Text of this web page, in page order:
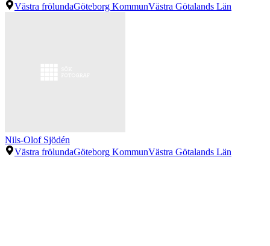
Västra frölundaGöteborg KommunVästra Götalands Län
Nils-Olof Sjödén
Västra frölundaGöteborg KommunVästra Götalands Län